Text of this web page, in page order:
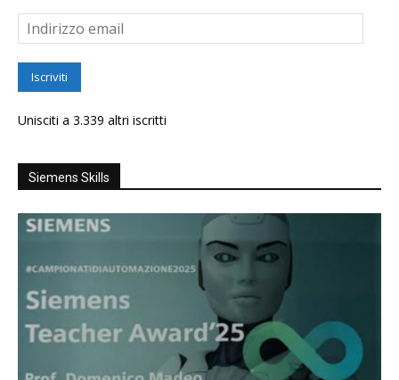
Indirizzo
email
Iscriviti
Unisciti a 3.339 altri iscritti
Siemens Skills